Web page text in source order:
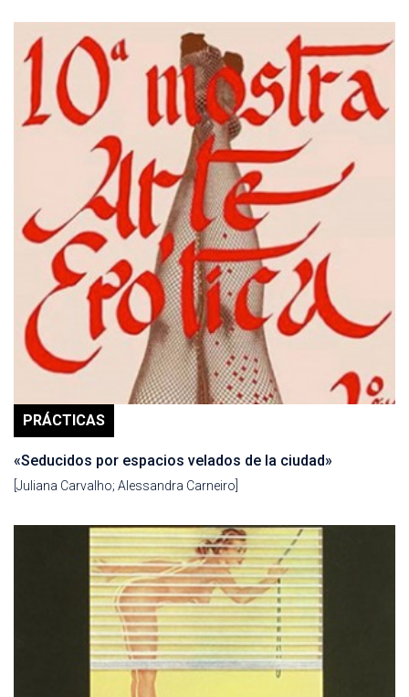
PRÁCTICAS
«Seducidos por espacios velados de la ciudad»
[Juliana Carvalho; Alessandra Carneiro]